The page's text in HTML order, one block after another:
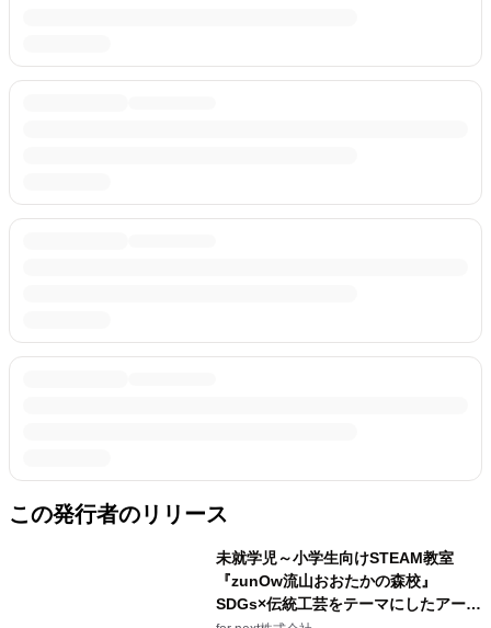
この発行者のリリース
未就学児～小学生向けSTEAM教室
『zunOw流山おおたかの森校』
SDGs×伝統工芸をテーマにしたアート